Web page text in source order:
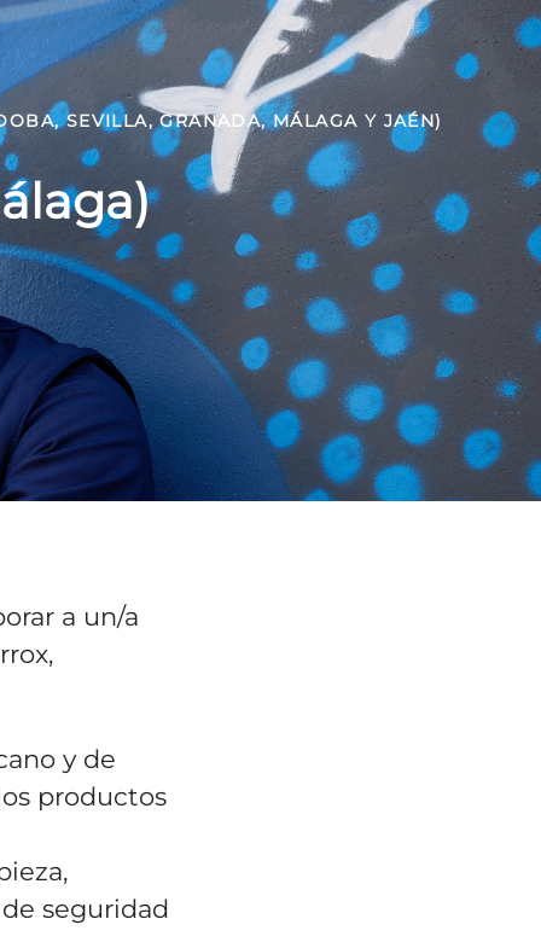
SEVILLA, GRANADA, MÁLAGA Y JAÉN)
a un/a
y de
productos
seguridad